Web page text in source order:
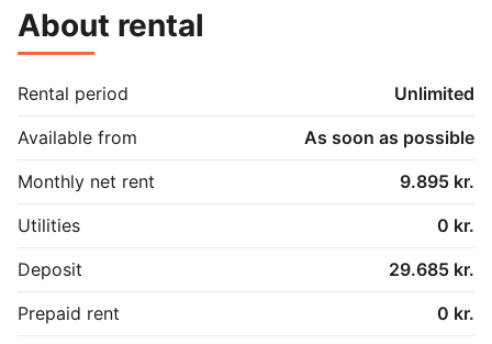
About rental
Rental period
Unlimited
Available from
As soon as possible
Monthly net rent
9.895 kr.
Utilities
0 kr.
Deposit
29.685 kr.
Prepaid rent
0 kr.